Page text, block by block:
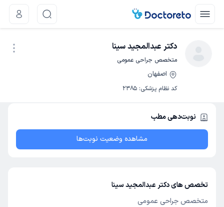
دکتر عبدالمجید سینا
متخصص جراحی عمومی
اصفهان
کد نظام پزشکی:
2385
نوبت‌دهی مطب
مشاهده وضعیت نوبت‌ها
تخصص های دکتر عبدالمجید سینا
متخصص جراحی عمومی